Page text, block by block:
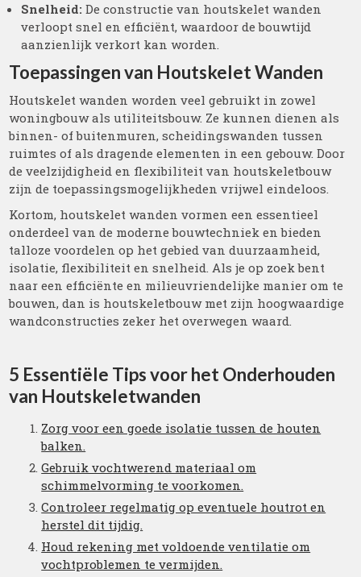
Snelheid: De constructie van houtskelet wanden
verloopt snel en efficiënt, waardoor de bouwtijd
aanzienlijk verkort kan worden.
Toepassingen van Houtskelet Wanden
Houtskelet wanden worden veel gebruikt in zowel
woningbouw als utiliteitsbouw. Ze kunnen dienen als
binnen- of buitenmuren, scheidingswanden tussen
ruimtes of als dragende elementen in een gebouw. Door
de veelzijdigheid en flexibiliteit van houtskeletbouw
zijn de toepassingsmogelijkheden vrijwel eindeloos.
Kortom, houtskelet wanden vormen een essentieel
onderdeel van de moderne bouwtechniek en bieden
talloze voordelen op het gebied van duurzaamheid,
isolatie, flexibiliteit en snelheid. Als je op zoek bent
naar een efficiënte en milieuvriendelijke manier om te
bouwen, dan is houtskeletbouw met zijn hoogwaardige
wandconstructies zeker het overwegen waard.
5 Essentiële Tips voor het Onderhouden
van Houtskeletwanden
Zorg voor een goede isolatie tussen de houten
balken.
Gebruik vochtwerend materiaal om
schimmelvorming te voorkomen.
Controleer regelmatig op eventuele houtrot en
herstel dit tijdig.
Houd rekening met voldoende ventilatie om
vochtproblemen te vermijden.